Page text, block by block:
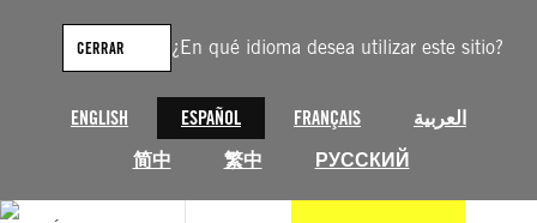
¿En qué idioma desea utilizar este sitio?
ENGLISH ESPAÑOL FRANÇAIS
العربية
简中
繁中 РУССКИЙ
CERRAR
contenido